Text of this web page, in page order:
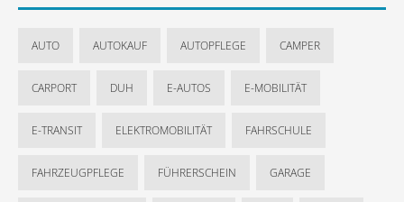
AUTO AUTOKAUF AUTOPFLEGE CAMPER
CARPORT DUH E-AUTOS E-MOBILITÄT
E-TRANSIT ELEKTROMOBILITÄT FAHRSCHULE
FAHRZEUGPFLEGE FÜHRERSCHEIN GARAGE